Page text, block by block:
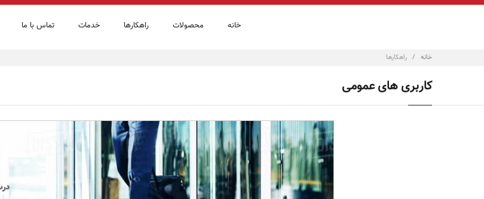
خانه محصولات راهكارها خدمات تماس با ما
خانه / راهکارها
کاربری های عمومی